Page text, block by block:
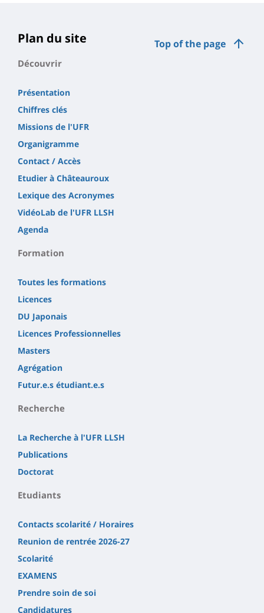
Top of the page
Plan du site
Découvrir
Présentation
Chiffres clés
Missions de l'UFR
Organigramme
Contact / Accès
Etudier à Châteauroux
Lexique des Acronymes
VidéoLab de l'UFR LLSH
Agenda
Formation
Toutes les formations
Licences
DU Japonais
Licences Professionnelles
Masters
Agrégation
Futur.e.s étudiant.e.s
Recherche
La Recherche à l'UFR LLSH
Publications
Doctorat
Etudiants
Contacts scolarité / Horaires
Reunion de rentrée 2026-27
Scolarité
EXAMENS
Prendre soin de soi
Candidatures